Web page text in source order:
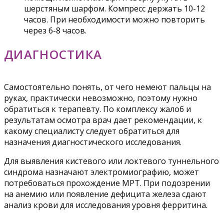
шерстяным шарфом. Компресс держать 10-12
часов. При необходимости можно повторить
через 6-8 часов.
ДИАГНОСТИКА
Самостоятельно понять, от чего немеют пальцы на
руках, практически невозможно, поэтому нужно
обратиться к терапевту. По комплексу жалоб и
результатам осмотра врач дает рекомендации, к
какому специалисту следует обратиться для
назначения диагностического исследования.
Для выявления кистевого или локтевого туннельного
синдрома назначают электромиографию, может
потребоваться прохождение МРТ. При подозрении
на анемию или появление дефицита железа сдают
анализ крови для исследования уровня ферритина.